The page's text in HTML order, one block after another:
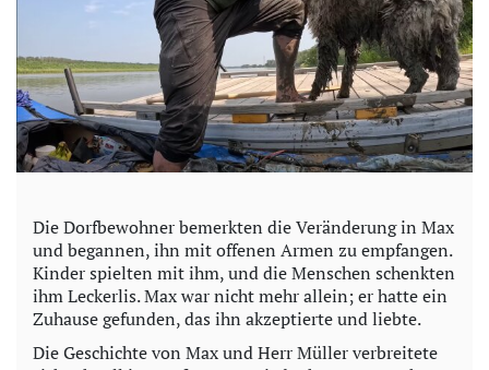
Die Dorfbewohner bemerkten die Veränderung in Max
und begannen, ihn mit offenen Armen zu empfangen.
Kinder spielten mit ihm, und die Menschen schenkten
ihm Leckerlis. Max war nicht mehr allein; er hatte ein
Zuhause gefunden, das ihn akzeptierte und liebte.
Die Geschichte von Max und Herr Müller verbreitete